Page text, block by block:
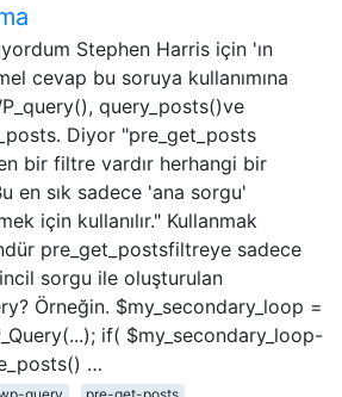
Stephen Harris için 'ın
cevap bu soruya kullanımına
query_posts()ve
Diyor "pre_get_posts
bir filtre vardır herhangi bir
en sık sadece 'ana sorgu'
için kullanılır." Kullanmak
pre_get_postsfiltreye sadece
sorgu ile oluşturulan
Örneğin. $my_secondary_loop =
if( $my_secondary_loop-
…